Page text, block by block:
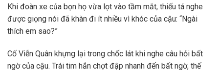
Khi đoàn xe của bọn họ vừa lọt vào tầm mắt, thiếu tá nghe
được giọng nói đã khàn đi ít nhiều vì khóc của cậu: “Ngài
thích em sao?”
Cố Viễn Quân khựng lại trong chốc lát khi nghe câu hỏi bất
ngờ của cậu. Trái tim hắn chợt đập nhanh đến bất ngờ, thế